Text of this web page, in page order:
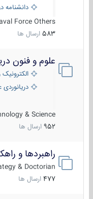
دانشنامه
Naval Force Others
583 ارسال ها
علوم و فنون
الکترونیک و
دریانوردی
& Science
952 ارسال ها
راهبردها و
& Doctorian
477 ارسال ها